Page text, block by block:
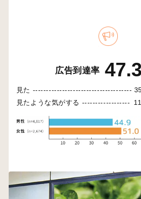
広告到達率
見た -------------------------------------
見たような気がする ------------------